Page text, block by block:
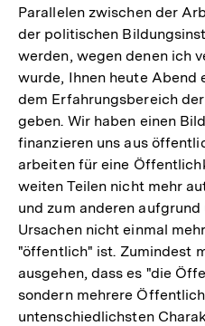
Parallelen zwischen der
der politischen
werden, wegen denen ich
wurde, Ihnen heute Abend
dem Erfahrungsbereich
geben. Wir haben einen
finanzieren uns aus
arbeiten für eine
weiten Teilen nicht mehr
und zum anderen
Ursachen nicht einmal
"öffentlich" ist. Zumindest
ausgehen, dass es "die
sondern mehrere
untenschiedlichsten